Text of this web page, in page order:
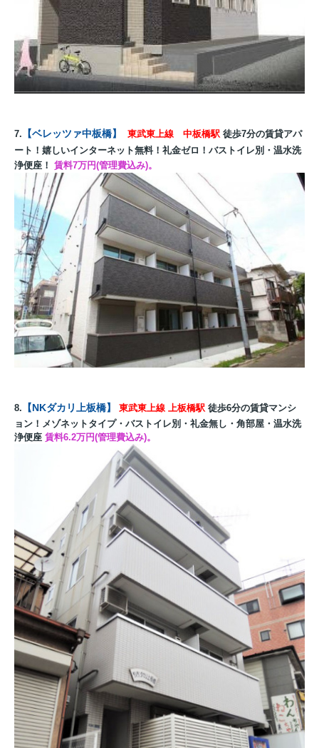
7. 【ベレッツァ中板橋】 東武東上線 中板橋駅 徒歩7分の賃貸アパ
ート！嬉しいインターネット無料！礼金ゼロ！バストイレ別・温水洗
浄便座！ 賃料7万円(管理費込み)。
8. 【NKダカリ上板橋】 東武東上線 上板橋駅 徒歩6分の賃貸マンシ
ョン！メゾネットタイプ・バストイレ別・礼金無し・角部屋・温水洗
浄便座 賃料6.2万円(管理費込み)。